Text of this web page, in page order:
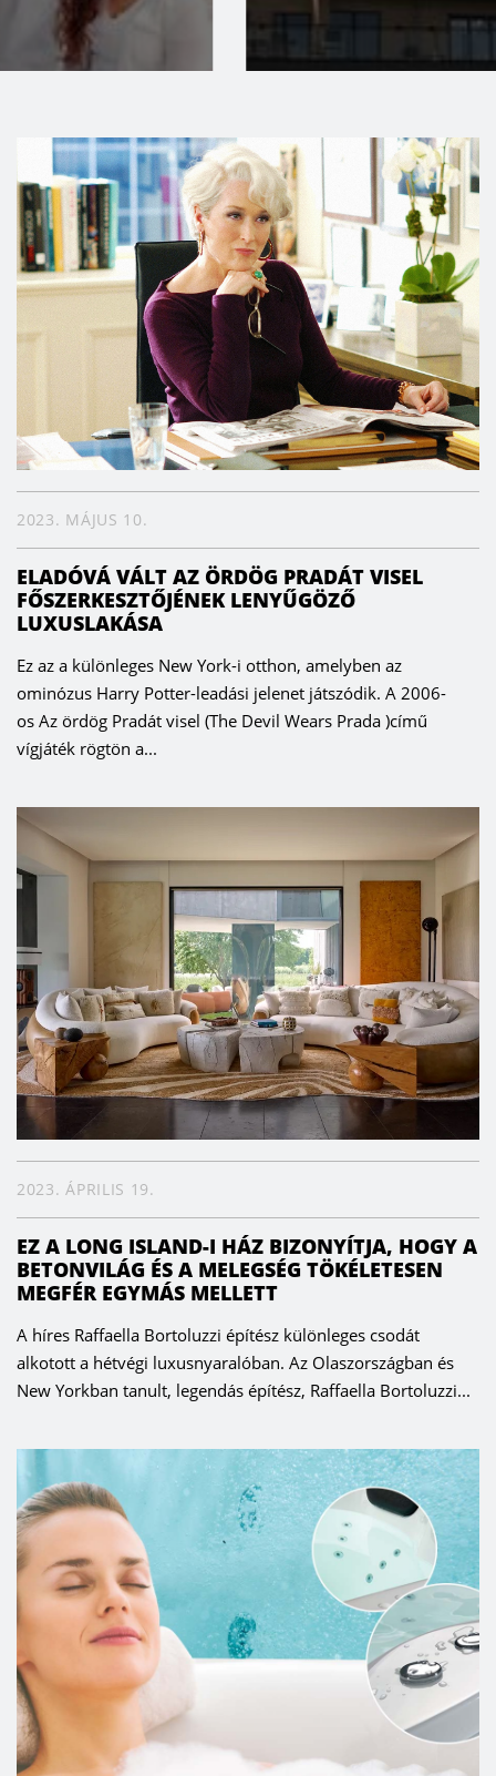
2023. MÁJUS 10.
ELADÓVÁ VÁLT AZ ÖRDÖG PRADÁT VISEL
FŐSZERKESZTŐJÉNEK LENYŰGÖZŐ
LUXUSLAKÁSA
Ez az a különleges New York-i otthon, amelyben az
ominózus Harry Potter-leadási jelenet játszódik. A 2006-
os Az ördög Pradát visel (The Devil Wears Prada )című
vígjáték rögtön a...
2023. ÁPRILIS 19.
EZ A LONG ISLAND-I HÁZ BIZONYÍTJA, HOGY A
BETONVILÁG ÉS A MELEGSÉG TÖKÉLETESEN
MEGFÉR EGYMÁS MELLETT
A híres Raffaella Bortoluzzi építész különleges csodát
alkotott a hétvégi luxusnyaralóban. Az Olaszországban és
New Yorkban tanult, legendás építész, Raffaella Bortoluzzi...